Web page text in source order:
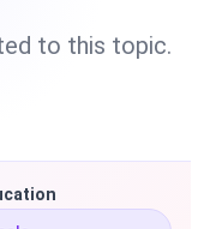
to this topic.